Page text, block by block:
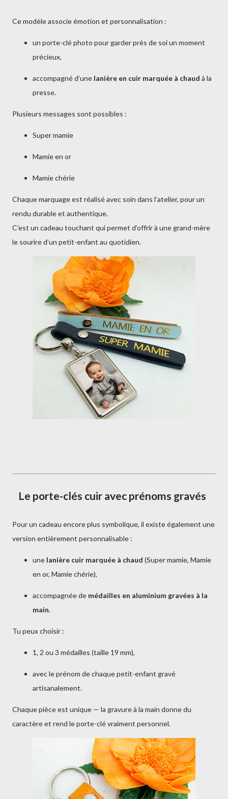
Ce modèle associe émotion et personnalisation :
un porte-clé photo pour garder près de soi un moment
précieux,
accompagné d’une lanière en cuir marquée à chaud à la
presse.
Plusieurs messages sont possibles :
Super mamie
Mamie en or
Mamie chérie
Chaque marquage est réalisé avec soin dans l’atelier, pour un
rendu durable et authentique.
C’est un cadeau touchant qui permet d’offrir à une grand-mère
le sourire d’un petit-enfant au quotidien.
Le porte-clés cuir avec prénoms gravés
Pour un cadeau encore plus symbolique, il existe également une
version entièrement personnalisable :
une lanière cuir marquée à chaud (Super mamie, Mamie
en or, Mamie chérie),
accompagnée de médailles en aluminium gravées à la
main.
Tu peux choisir :
1, 2 ou 3 médailles (taille 19 mm),
avec le prénom de chaque petit-enfant gravé
artisanalement.
Chaque pièce est unique — la gravure à la main donne du
caractère et rend le porte-clé vraiment personnel.